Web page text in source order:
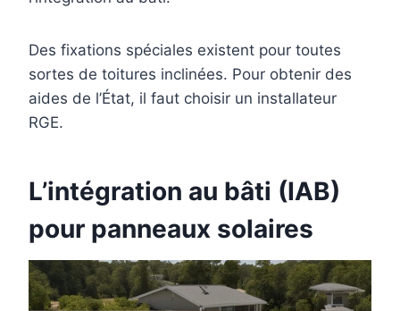
Des fixations spéciales existent pour toutes
sortes de toitures inclinées. Pour obtenir des
aides de l’État, il faut choisir un installateur
RGE.
L’intégration au bâti (IAB)
pour panneaux solaires